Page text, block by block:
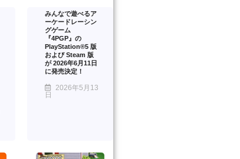
みんなで遊べるア
ーケードレーシン
グゲーム
『4PGP』の
PlayStation®5 版
および Steam 版
が 2026年6月11日
に発売決定！
2026年5月13
日